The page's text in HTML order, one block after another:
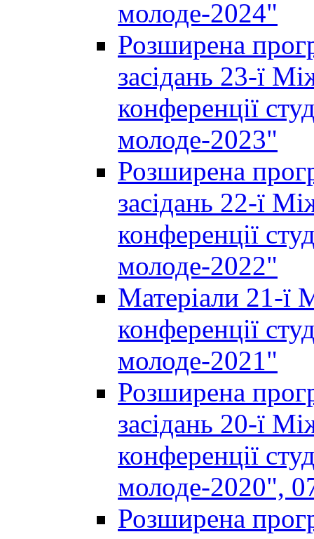
молоде-2024"
Розширена
засідань 23-ї
конференції
молоде-2023"
Розширена
засідань 22-ї
конференції
молоде-2022"
Матеріали 21-ї
конференції
молоде-2021"
Розширена
засідань 20-ї
конференції
молоде-2020",
Розширена